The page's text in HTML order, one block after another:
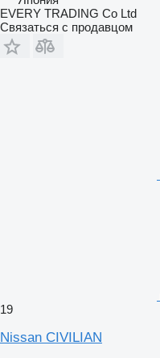
EVERY TRADING Co Ltd
Связаться с продавцом
19
Nissan CIVILIAN